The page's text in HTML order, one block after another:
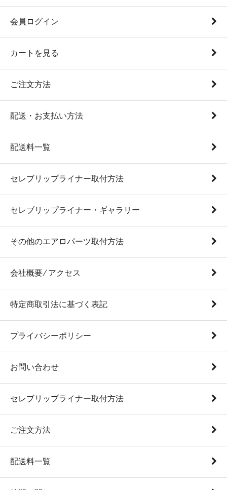
会員ログイン
カートを見る
ご注文方法
配送・お支払い方法
配送料一覧
セレブリップライナー取付方法
セレブリップライナー・ギャラリー
その他のエアロパーツ取付方法
会社概要 ⁄ アクセス
特定商取引法に基づく表記
プライバシーポリシー
お問い合わせ
セレブリップライナー取付方法
ご注文方法
配送料一覧